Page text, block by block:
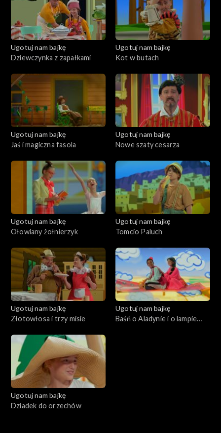
Ugotuj nam bajkę
Dziewczynka z zapałkami
Ugotuj nam bajkę
Kot w butach
Ugotuj nam bajkę
Jaś i magiczna fasola
Ugotuj nam bajkę
Nowe szaty cesarza
Ugotuj nam bajkę
Ołowiany żołnierzyk
Ugotuj nam bajkę
Tomcio Paluch
Ugotuj nam bajkę
Złotowłosa i trzy misie
Ugotuj nam bajkę
Baśń o Aladynie i o lampie
Ugotuj nam bajkę
Dziadek do orzechów